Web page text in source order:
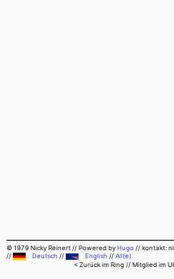
© 1979 Nicky Reinert // Powered by Hugo // kontakt:
//
Deutsch // English // All(e)
< Zurück im Ring // Mitglied im